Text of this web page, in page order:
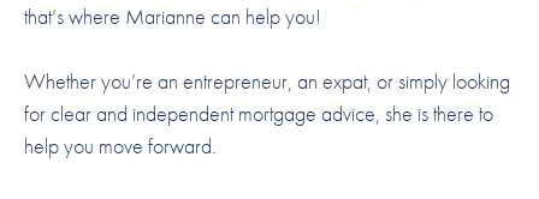
that’s where Marianne can help you!
Whether you’re an entrepreneur, an expat, or simply looking
for clear and independent mortgage advice, she is there to
help you move forward.